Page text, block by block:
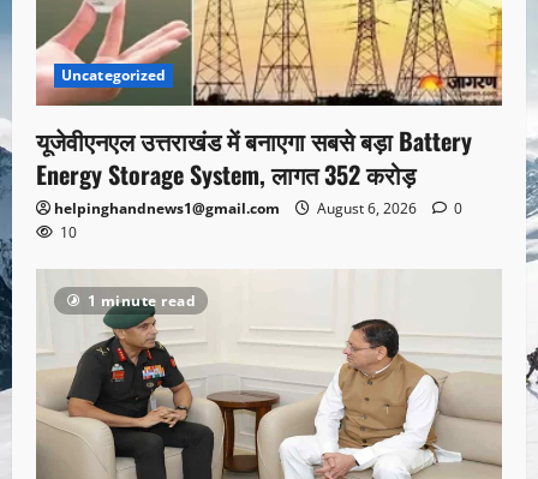
Uncategorized
यूजेवीएनएल उत्तराखंड में बनाएगा सबसे बड़ा Battery
Energy Storage System, लागत 352 करोड़
helpinghandnews1@gmail.com August 6, 2026
0
10
1 minute read